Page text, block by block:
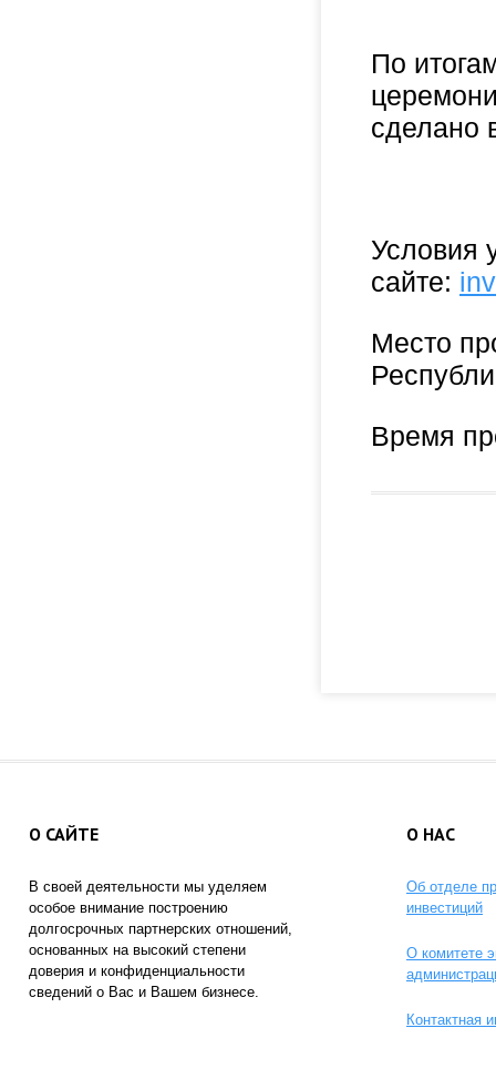
По
сделано
Условия
сайте:
Место
Время
О САЙТЕ
В своей деятельности мы уделяем
особое внимание построению
долгосрочных партнерских отношений,
основанных на высокий степени
доверия и конфиденциальности
сведений о Вас и Вашем бизнесе.
О НАС
Об отделе
инвестиций
О комитете
Контактная